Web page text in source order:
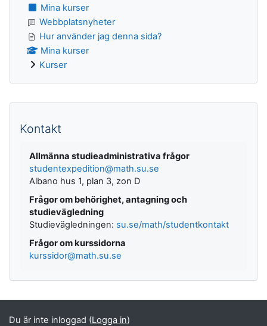
Mina kurser
Webbplatsnyheter
Hur använder jag denna sida?
Mina kurser
Kurser
Kompletterande block
Kontakt
Allmänna studieadministrativa frågor
studentexpedition@math.su.se
Albano hus 1, plan 3, zon D
Frågor om behörighet, antagning och
studievägledning
Studievägledningen: su.se/math/studentkontakt
Frågor om kurssidorna
kurssidor@math.su.se
Du är inte inloggad (Logga in)